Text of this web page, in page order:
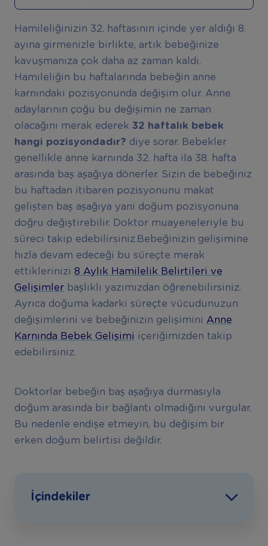
Hamileliğinizin 32. haftasının içinde yer aldığı 8.
ayına girmenizle birlikte, artık bebeğinize
kavuşmanıza çok daha az zaman kaldı.
Hamileliğin bu haftalarında bebeğin anne
karnındaki pozisyonunda değişim olur. Anne
adaylarının çoğu bu değişimin ne zaman
olacağını merak ederek 32 haftalık bebek
hangi pozisyondadır? diye sorar. Bebekler
genellikle anne karnında 32. hafta ila 38. hafta
arasında baş aşağıya dönerler. Sizin de bebeğiniz
bu haftadan itibaren pozisyonunu makat
gelişten baş aşağıya yani doğum pozisyonuna
doğru değiştirebilir. Doktor muayeneleriyle bu
süreci takip edebilirsiniz.Bebeğinizin gelişimine
hızla devam edeceği bu süreçte merak
ettiklerinizi 8 Aylık Hamilelik Belirtileri ve
Gelişimler başlıklı yazımızdan öğrenebilirsiniz.
Ayrıca doğuma kadarki süreçte vücudunuzun
değişimlerini ve bebeğinizin gelişimini Anne
Karnında Bebek Gelişimi içeriğimizden takip
edebilirsiniz.
Doktorlar bebeğin baş aşağıya durmasıyla
doğum arasında bir bağlantı olmadığını vurgular.
Bu nedenle endişe etmeyin, bu değişim bir
erken doğum belirtisi değildir.
İçindekiler